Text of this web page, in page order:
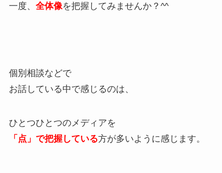
一度、 全体像を把握してみませんか？^^
個別相談などで
お話している中で感じるのは、
ひとつひとつのメディアを
「点」で把握している方が多いように感じます。